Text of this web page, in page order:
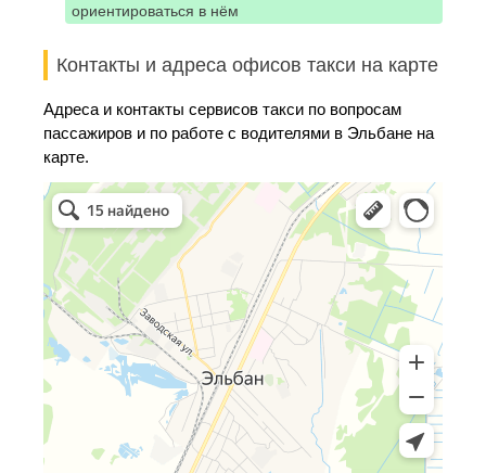
ориентироваться в нём
Контакты и адреса офисов такси на карте
Адреса и контакты сервисов такси по вопросам
пассажиров и по работе с водителями в Эльбане на
карте.